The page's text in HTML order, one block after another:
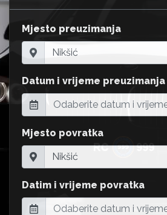
Mjesto preuzimanja
Datum i vrijeme preuzimanja
Mjesto povratka
Datim i vrijeme povratka